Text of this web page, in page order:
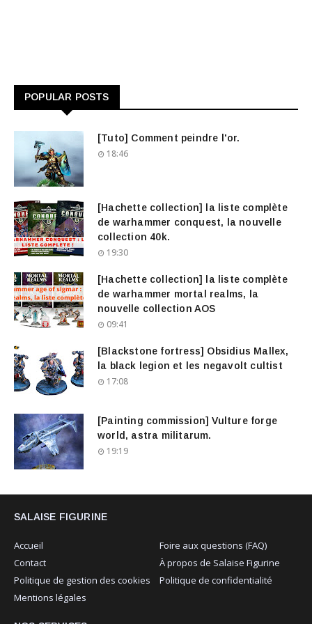
POPULAR POSTS
[Tuto] Comment peindre l'or.
18:46
[Hachette collection] la liste complète
de warhammer conquest, la nouvelle
collection 40k.
19:30
[Hachette collection] la liste complète
de warhammer mortal realms, la
nouvelle collection AOS
09:41
[Blackstone fortress] Obsidius Mallex,
la black legion et les negavolt cultist
17:08
[Painting commission] Vulture forge
world, astra militarum.
19:19
SALAISE FIGURINE
Accueil
Foire aux questions (FAQ)
Contact
À propos de Salaise Figurine
Politique de gestion des cookies
Politique de confidentialité
Mentions légales